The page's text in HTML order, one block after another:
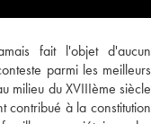
fait l'objet d'aucun
parmi les meilleurs
milieu du XVIIIème siècle
contribué à la constitution